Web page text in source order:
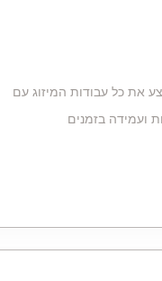
את כל עבודות המיזוג עם
ועמידה בזמנים